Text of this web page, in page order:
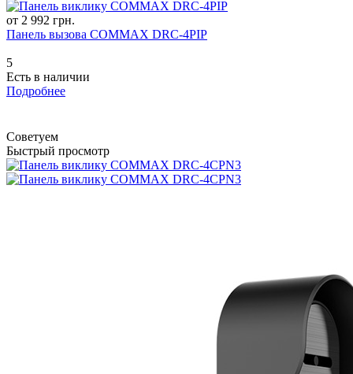
от 2 992 грн.
Панель вызова COMMAX DRC-4PIP
5
Есть в наличии
Подробнее
Советуем
Быстрый просмотр